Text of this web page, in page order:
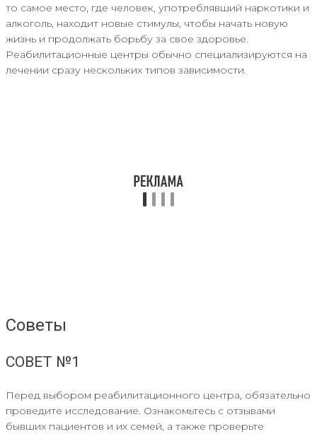
то самое место, где человек, употреблявший наркотики и
алкоголь, находит новые стимулы, чтобы начать новую
жизнь и продолжать борьбу за свое здоровье.
Реабилитационные центры обычно специализируются на
лечении сразу нескольких типов зависимости.
Советы
СОВЕТ №1
Перед выбором реабилитационного центра, обязательно
проведите исследование. Ознакомьтесь с отзывами
бывших пациентов и их семей, а также проверьте